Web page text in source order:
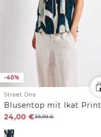
-40%
Street One
Blusentop mit Ikat Print
24,00 €39,99€